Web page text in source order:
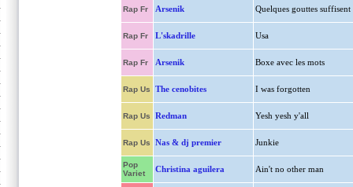
Rap Fr Arsenik Quelques gouttes suffisent
Rap Fr L'skadrille Usa
Rap Fr Arsenik Boxe avec les mots
Rap Us The cenobites I was forgotten
Rap Us Redman Yesh yesh y'all
Rap Us Nas & dj premier Junkie
Pop
Variet
Christina aguilera Ain't no other man